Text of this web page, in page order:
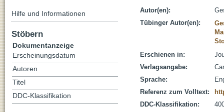
Autor(en):
Tübinger Autor(en):
Erschienen in:
Verlagsangabe:
Sprache:
Referenz zum Volltext:
DDC-Klassifikation:
Hilfe und Informationen
Stöbern
Dokumentanzeige
Erscheinungsdatum
Autoren
Titel
DDC-Klassifikation